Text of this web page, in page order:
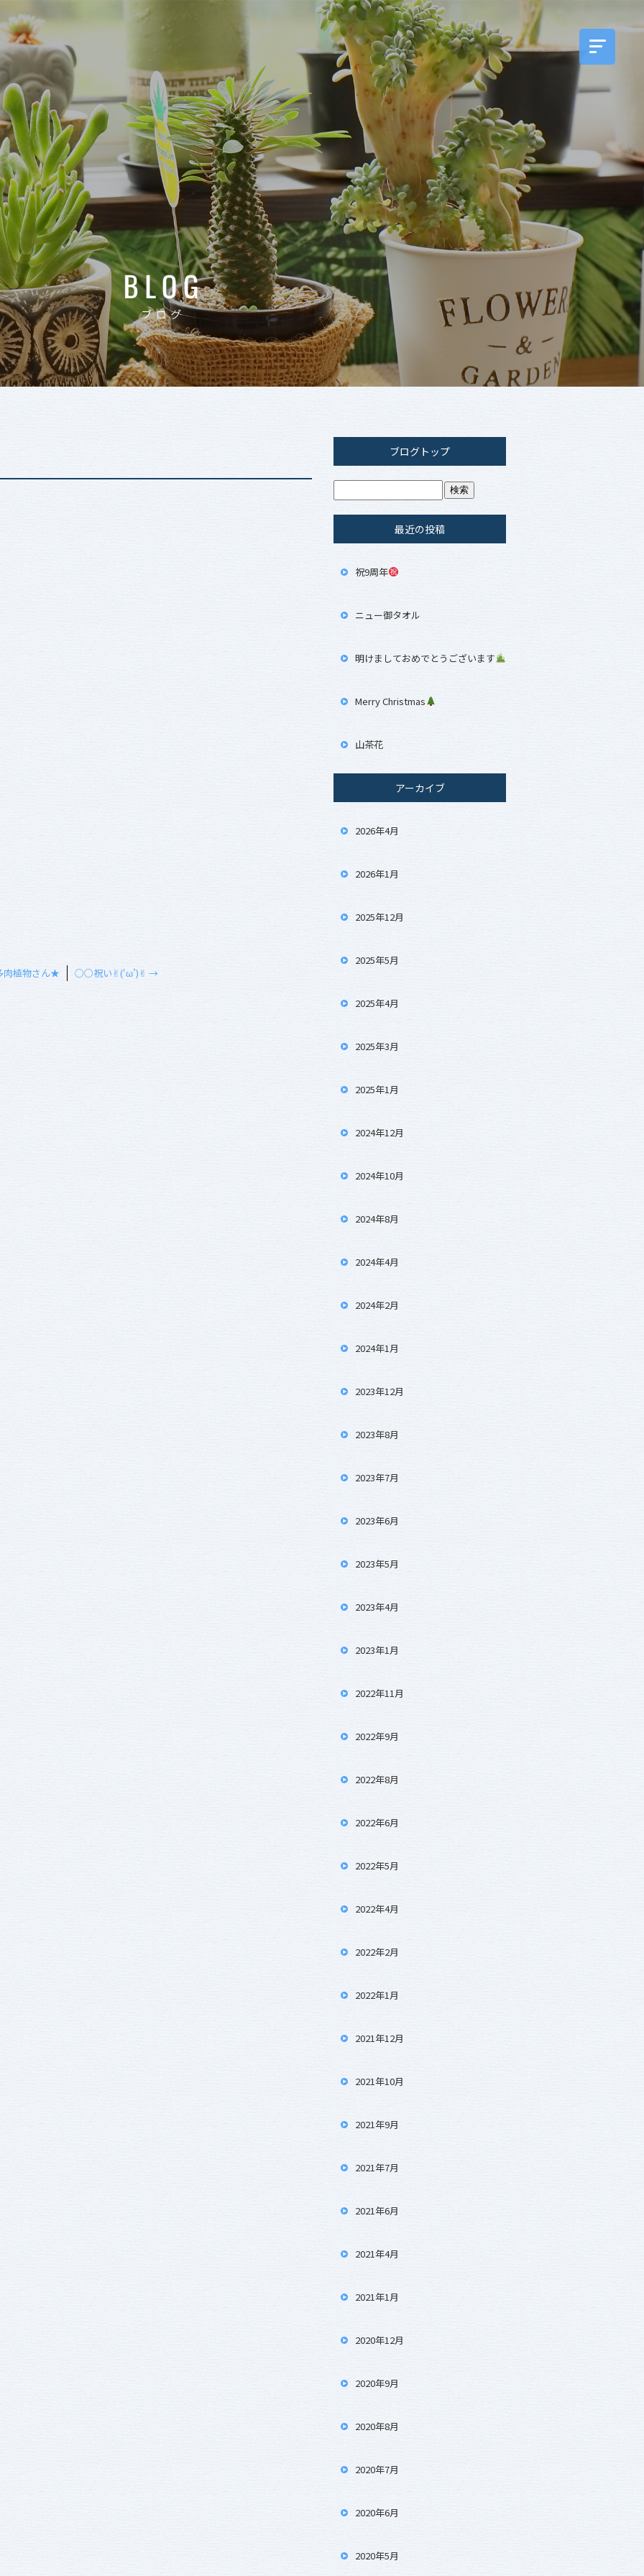
肉植物さん★ ○○祝い✌︎(‘ω’)✌︎ →
ブログトップ
最近の投稿
祝9周年
ニュー御タオル
明けましておめでとうございます
Merry Christmas
山茶花
アーカイブ
2026年4月
2026年1月
2025年12月
2025年5月
2025年4月
2025年3月
2025年1月
2024年12月
2024年10月
2024年8月
2024年4月
2024年2月
2024年1月
2023年12月
2023年8月
2023年7月
2023年6月
2023年5月
2023年4月
2023年1月
2022年11月
2022年9月
2022年8月
2022年6月
2022年5月
2022年4月
2022年2月
2022年1月
2021年12月
2021年10月
2021年9月
2021年7月
2021年6月
2021年4月
2021年1月
2020年12月
2020年9月
2020年8月
2020年7月
2020年6月
2020年5月